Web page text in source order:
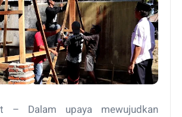
– Dalam upaya mewujudkan